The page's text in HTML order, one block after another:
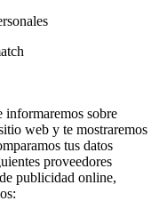
informaremos sobre
web y te mostraremos
tus datos
proveedores
publicidad online,